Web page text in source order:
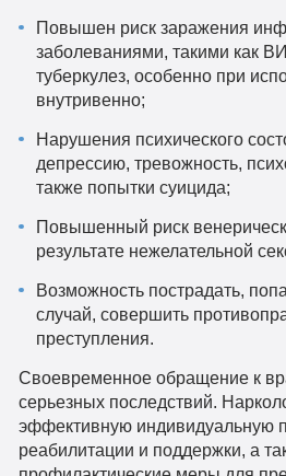
Повышен риск заражения
заболеваниями, такими как
туберкулез, особенно при
внутривенно;
Нарушения психического
депрессию, тревожность,
также попытки суицида;
Повышенный риск
результате нежелательной
Возможность пострадать,
случай, совершить
преступления.
Своевременное обращение к
серьезных последствий.
эффективную индивидуальную
реабилитации и поддержки, а